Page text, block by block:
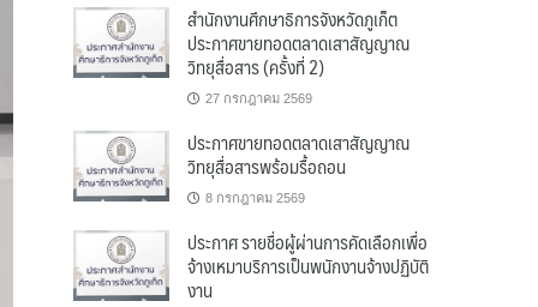
สำนักงานศึกษาธิการจังหวัดภูเก็ต
ประกาศขายทอดตลาดเสาสัญญาณ
วิทยุสื่อสาร (ครั้งที่ 2)
27 กรกฎาคม 2569
ประกาศขายทอดตลาดเสาสัญญาณ
วิทยุสื่อสารพร้อมรื้อถอน
8 กรกฎาคม 2569
ประกาศ รายชื่อผู้ผ่านการคัดเลือกเพื่อ
จ้างเหมาบริการเป็นพนักงานจ้างปฏิบัติ
งาน